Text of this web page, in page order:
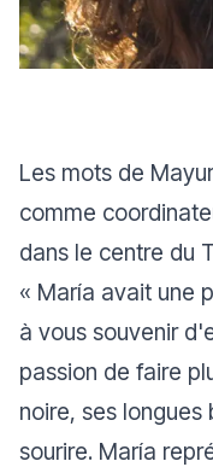
Les mots de
comme
dans le centre du
« María avait une
à vous souvenir
passion de faire
noire, ses longues
sourire. María